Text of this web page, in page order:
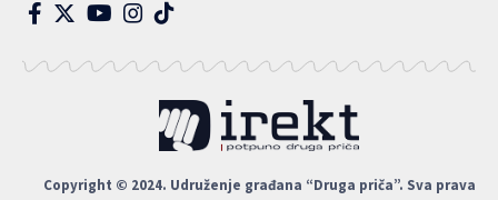
Copyright © 2024. Udruženje građana “Druga priča”. Sva prava